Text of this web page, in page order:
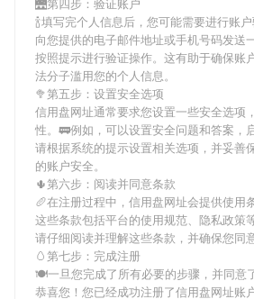
🍾填写完个人信息后，您可能需要进行账户
向您提供的电子邮件地址或手机号码发送
按照提示进行验证操作。这有助于确保账
法分子滥用您的个人信息。
🥦第五步：设置安全选项
信用盘网址通常要求您设置一些安全选项
性。🚃例如，可以设置安全问题和答案，
请根据系统的提示设置相关选项，并妥善
的账户安全。
🌵第六步：阅读并同意条款
🥖在注册过程中， 信用盘网址会提供使用
这些条款包括平台的使用规范、隐私政策
请仔细阅读并理解这些条款，并确保您同
🥚第七步：完成注册
🍽一旦您完成了所有必要的步骤，并同意
恭喜您！您已经成功注册了信用盘网址账